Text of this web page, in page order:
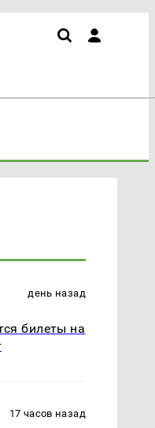
день назад
билеты на
17 часов назад